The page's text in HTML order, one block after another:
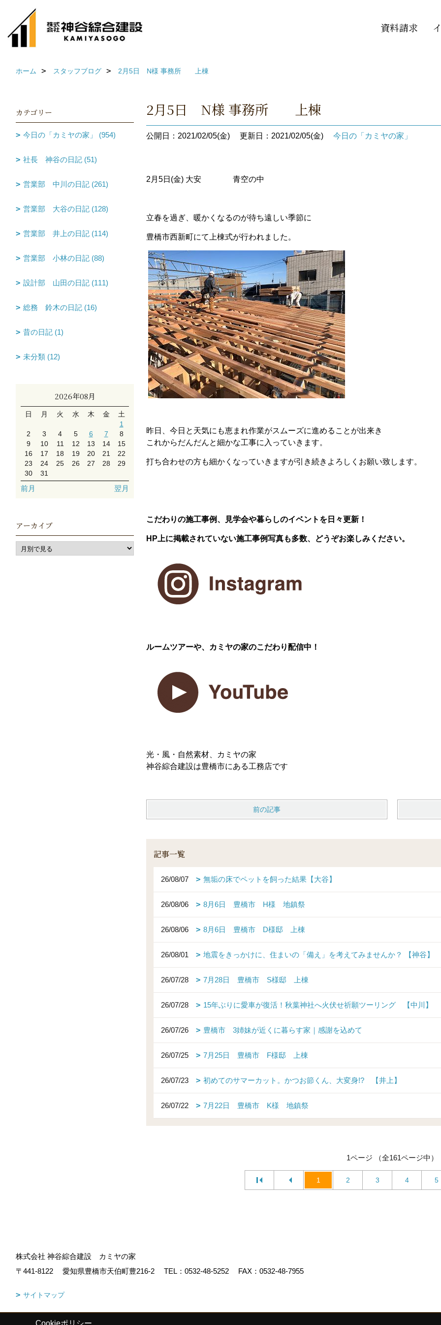
資料請求
ホーム スタッフブログ 2月5日 N様 事務所 上棟
2月5日 N様 事務所 上棟
公開日：2021/02/05(金) 更新日：2021/02/05(金) 今日の「カミヤの家」
2月5日(金) 大安 青空の中
立春を過ぎ、暖かくなるのが待ち遠しい季節に
豊橋市西新町にて上棟式が行われました。
昨日、今日と天気にも恵まれ作業がスムーズに進めることが出来き
これからだんだんと細かな工事に入っていきます。
打ち合わせの方も細かくなっていきますが引き続きよろしくお願い致します。
こだわりの施工事例、見学会や暮らしのイベントを日々更新！
HP上に掲載されていない施工事例写真も多数、どうぞお楽しみください。
ルームツアーや、カミヤの家のこだわり配信中！
光・風・自然素材、カミヤの家
神谷綜合建設は豊橋市にある工務店です
前の記事
記事一覧
26/08/07 無垢の床でペットを飼った結果【大谷】
26/08/06 8月6日 豊橋市 H様 地鎮祭
26/08/06 8月6日 豊橋市 D様邸 上棟
26/08/01 地震をきっかけに、住まいの「備え」を考えてみませんか？ 【神谷】
26/07/28 7月28日 豊橋市 S様邸 上棟
26/07/28 15年ぶりに愛車が復活！秋葉神社へ火伏せ祈願ツーリング 【中川】
26/07/26 豊橋市 3姉妹が近くに暮らす家｜感謝を込めて
26/07/25 7月25日 豊橋市 F様邸 上棟
26/07/23 初めてのサマーカット。かつお節くん、大変身!? 【井上】
26/07/22 7月22日 豊橋市 K様 地鎮祭
1ページ （全161ページ中）
1 2 3 4 5
カテゴリー
今日の「カミヤの家」 (954)
社長 神谷の日記 (51)
営業部 中川の日記 (261)
営業部 大谷の日記 (128)
営業部 井上の日記 (114)
営業部 小林の日記 (88)
設計部 山田の日記 (111)
総務 鈴木の日記 (16)
昔の日記 (1)
未分類 (12)
2026年08月
日 月 火 水 木 金
土
1
2
3 4 5 6 7
8
9
10 11 12 13 14
15
16
17 18 19 20 21
22
23
24 25 26 27 28
29
30
31
前月 翌月
アーカイブ
株式会社 神谷綜合建設 カミヤの家
〒441-8122
愛知県豊橋市天伯町豊216-2 TEL： 0532-48-5252 FAX：0532-48-7955
サイトマップ
Copyright (c) KAMIYA CO.,LTD. All Rights Reserved.
Cookieポリシー